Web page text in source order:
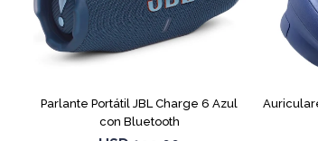
Parlante Portátil JBL Charge 6 Azul
con Bluetooth